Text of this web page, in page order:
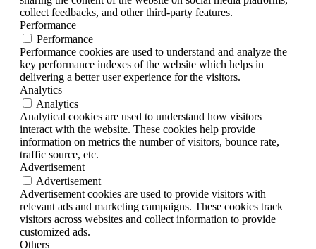
collect feedbacks, and other third-party features.
Performance
Performance
Performance cookies are used to understand and analyze the
key performance indexes of the website which helps in
delivering a better user experience for the visitors.
Analytics
Analytics
Analytical cookies are used to understand how visitors
interact with the website. These cookies help provide
information on metrics the number of visitors, bounce rate,
traffic source, etc.
Advertisement
Advertisement
Advertisement cookies are used to provide visitors with
relevant ads and marketing campaigns. These cookies track
visitors across websites and collect information to provide
customized ads.
Others